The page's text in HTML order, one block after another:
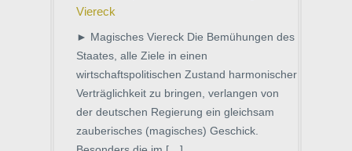
Viereck
► Magisches Viereck Die Bemühungen des
Staates, alle Ziele in einen
wirtschaftspolitischen Zustand harmonischer
Verträglichkeit zu bringen, verlangen von
der deutschen Regierung ein gleichsam
zauberisches (magisches) Geschick.